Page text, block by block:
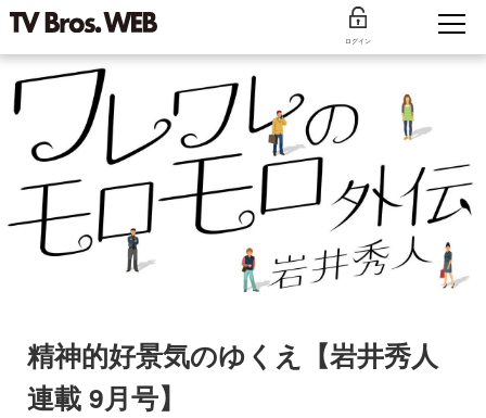
ログイン
精神的好景気のゆくえ【岩井秀人
連載 9月号】